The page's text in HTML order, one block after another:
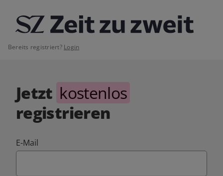
Bereits registriert? Login
Jetzt kostenlos
registrieren
E-Mail